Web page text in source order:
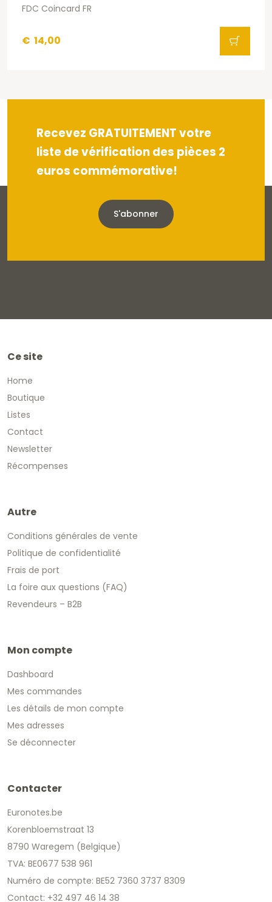
FDC Coincard FR
€ 14,00
Recevez GRATUITEMENT votre
liste de vérification des pièces 2
euros commémorative!
S'abonner
Ce site
Home
Boutique
Listes
Contact
Newsletter
Récompenses
Autre
Conditions générales de vente
Politique de confidentialité
Frais de port
La foire aux questions (FAQ)
Revendeurs – B2B
Mon compte
Dashboard
Mes commandes
Les détails de mon compte
Mes adresses
Se déconnecter
Contacter
Euronotes.be
Korenbloemstraat 13
8790 Waregem (Belgique)
TVA: BE0677 538 961
Numéro de compte: BE52 7360 3737 8309
Contact: +32 497 46 14 38